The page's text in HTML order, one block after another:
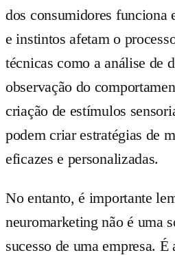
dos consumidores funciona
e instintos afetam o
técnicas como a análise de
observação do
criação de estímulos
podem criar estratégias de
eficazes e personalizadas.
No entanto, é importante
neuromarketing não é uma
sucesso de uma empresa. É